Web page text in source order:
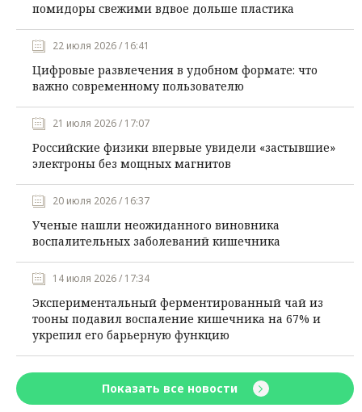
помидоры свежими вдвое дольше пластика
22 июля 2026 / 16:41
Цифровые развлечения в удобном формате: что
важно современному пользователю
21 июля 2026 / 17:07
Российские физики впервые увидели «застывшие»
электроны без мощных магнитов
20 июля 2026 / 16:37
Ученые нашли неожиданного виновника
воспалительных заболеваний кишечника
14 июля 2026 / 17:34
Экспериментальный ферментированный чай из
тооны подавил воспаление кишечника на 67% и
укрепил его барьерную функцию
Показать все новости